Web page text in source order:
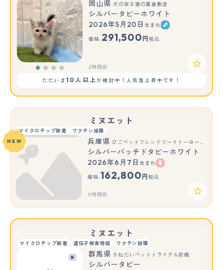
岡山県 犬の家＆猫の里倉敷店
シルバータビーホワイト
2026年5月20日 生まれ
価格: 291,500 円 税込
2時間前
ただいま10人以上が検討中！人気急上昇中です！
ミヌエット
マイクロチップ装着
ワクチン接種
NEW
兵庫県 ひごペットフレンドリーイトーヨーカドー明石店
シルバーパッチドタビーホワイト
2026年6月7日 生まれ
価格:162,800 円 税込
0時間前
ミヌエット
マイクロチップ装着 遺伝子検査情報 ワクチン接種
群馬県 かねだいペットトライアル前橋
シルバータビー